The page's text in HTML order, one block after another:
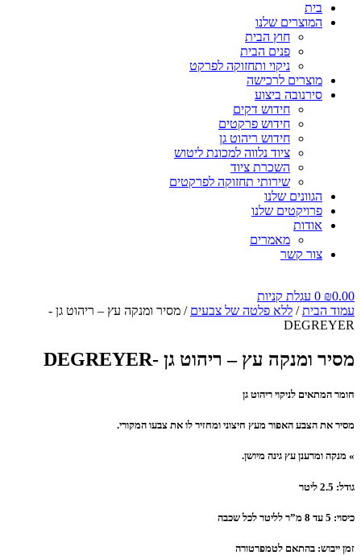
בית
המוצרים שלנו
חוץ הבית
פנים הבית
ניקוי ותחזוקה לפרקט
מוצרים לרכישה
סירנובה ביצוע
חידוש דקים
חידוש פרקטים
חידוש ריהוט גן
ציוד נלווה למכונת ליטוש
השכרת ציוד
שירותי תחזוקה לפרקטים
הגוונים שלנו
פרויקטים שלנו
אודות
מאמרים
צור קשר
₪0.00
0 עגלת קניות
עמוד הבית/ ללא פלטה של צבעים / מסיר ומנקה עץ – ריהוט גן -
DEGREYER
מסיר ומנקה עץ – ריהוט גן -DEGREYER
חומר המתאים לניקוי ריהוט גן
מסיר את הצבע האפור מעץ חיצוני ומחזיר לו את צבעו המקורי.
» מנקה ומרענן עץ גינה מיושן.
גודל: 2.5 ליטר
כיסוי: 5 עד 8 מ”ר לליטר לכל שכבה
זמן ייבוש: בהתאם לטמפרטורה